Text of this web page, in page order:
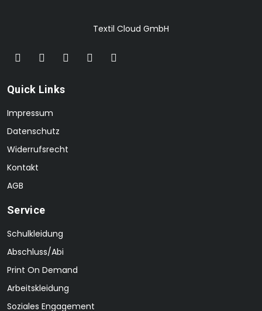
Textil Cloud GmbH
Quick Links
Impressum
Datenschutz
Widerrufsrecht
Kontakt
AGB
Service
Schulkleidung
Abschluss/Abi
Print On Demand
Arbeitskleidung
Soziales Engagement